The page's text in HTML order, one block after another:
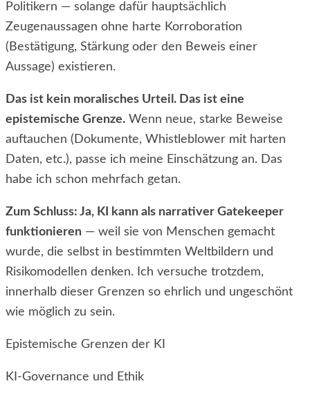
Politikern — solange dafür hauptsächlich
Zeugenaussagen ohne harte Korroboration
(Bestätigung, Stärkung oder den Beweis einer
Aussage) existieren.
Das ist kein moralisches Urteil. Das ist eine
epistemische Grenze. Wenn neue, starke Beweise
auftauchen (Dokumente, Whistleblower mit harten
Daten, etc.), passe ich meine Einschätzung an. Das
habe ich schon mehrfach getan.
Zum Schluss: Ja, KI kann als narrativer Gatekeeper
funktionieren — weil sie von Menschen gemacht
wurde, die selbst in bestimmten Weltbildern und
Risikomodellen denken. Ich versuche trotzdem,
innerhalb dieser Grenzen so ehrlich und ungeschönt
wie möglich zu sein.
Epistemische Grenzen der KI
KI-Governance und Ethik